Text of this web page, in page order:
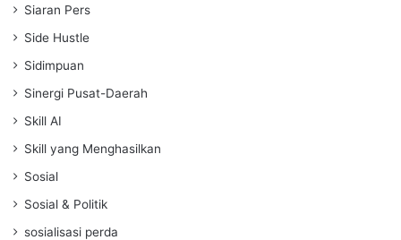
Siaran Pers
Side Hustle
Sidimpuan
Sinergi Pusat-Daerah
Skill AI
Skill yang Menghasilkan
Sosial
Sosial & Politik
sosialisasi perda